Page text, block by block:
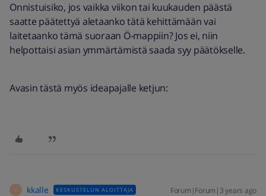
Onnistuisiko, jos vaikka viikon tai kuukauden päästä
saatte päätettyä aletaanko tätä kehittämään vai
laitetaanko tämä suoraan Ö-mappiin? Jos ei, niin
helpottaisi asian ymmärtämistä saada syy päätökselle.
Avasin tästä myös ideapajalle ketjun:
K kkalle KESKUSTELUN ALOITTAJA Forum|Forum|3 years ago